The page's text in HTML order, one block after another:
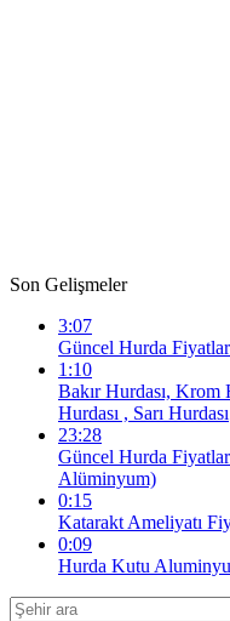
Son Gelişmeler
3:07
Güncel Hurda
1:10
Bakır Hurdası, Krom
Hurdası , Sarı Hurdası
23:28
Güncel Hurda
Alüminyum)
0:15
Katarakt Ameliyatı
0:09
Hurda Kutu